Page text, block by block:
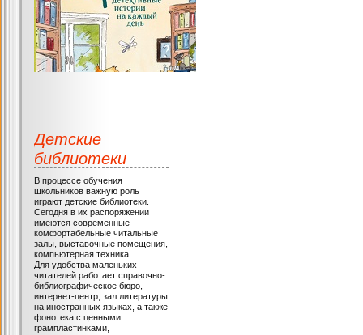
Детские
библиотеки
В процессе обучения
школьников важную роль
играют детские библиотеки.
Сегодня в их распоряжении
имеются современные
комфортабельные читальные
залы, выставочные помещения,
компьютерная техника.
Для удобства маленьких
читателей работает справочно-
библиографическое бюро,
интернет-центр, зал литературы
на иностранных языках, а также
фонотека с ценными
грампластинками,